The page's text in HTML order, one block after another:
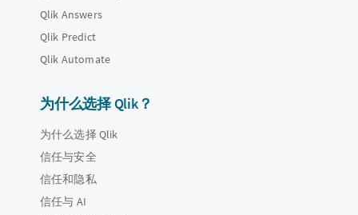
Qlik Answers
Qlik Predict
Qlik Automate
为什么选择 Qlik？
为什么选择 Qlik
信任与安全
信任和隐私
信任与 AI